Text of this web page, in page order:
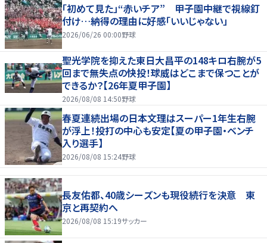
「初めて見た」“赤いチア” 甲子園中継で視線釘
付け…納得の理由に好感「いいじゃない」
2026/06/26 00:00野球
聖光学院を抑えた東日大昌平の148キロ右腕が5
回まで無失点の快投！球威はどこまで保つことが
できるか？【26年夏甲子園】
2026/08/08 14:50野球
春夏連続出場の日本文理はスーパー1年生右腕
が浮上！投打の中心も安定【夏の甲子園・ベンチ
入り選手】
2026/08/08 15:24野球
長友佑都、40歳シーズンも現役続行を決意 東
京と再契約へ
2026/08/08 15:19サッカー